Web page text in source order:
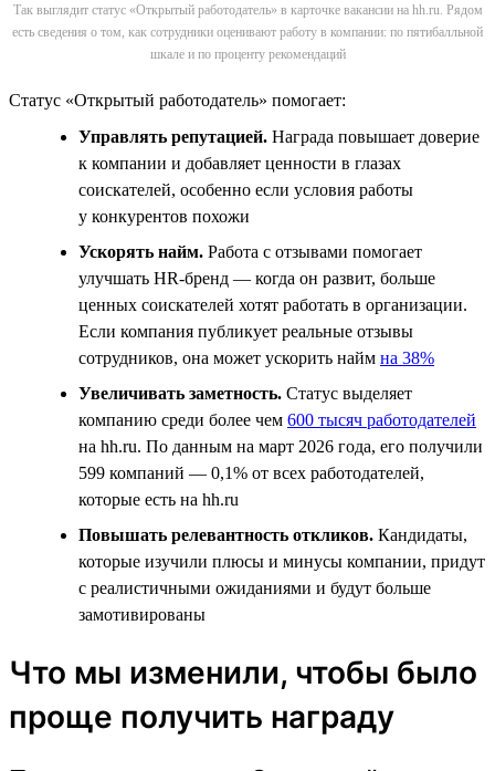
Так выглядит статус «Открытый работодатель» в карточке вакансии на hh.ru. Рядом
есть сведения о том, как сотрудники оценивают работу в компании: по пятибалльной
шкале и по проценту рекомендаций
Статус «Открытый работодатель» помогает:
Управлять репутацией. Награда повышает доверие
к компании и добавляет ценности в глазах
соискателей, особенно если условия работы
у конкурентов похожи
Ускорять найм. Работа с отзывами помогает
улучшать HR-бренд — когда он развит, больше
ценных соискателей хотят работать в организации.
Если компания публикует реальные отзывы
сотрудников, она может ускорить найм на 38%
Увеличивать заметность. Статус выделяет
компанию среди более чем 600 тысяч работодателей
на hh.ru. По данным на март 2026 года, его получили
599 компаний — 0,1% от всех работодателей,
которые есть на hh.ru
Повышать релевантность откликов. Кандидаты,
которые изучили плюсы и минусы компании, придут
с реалистичными ожиданиями и будут больше
замотивированы
Что мы изменили, чтобы было
проще получить награду